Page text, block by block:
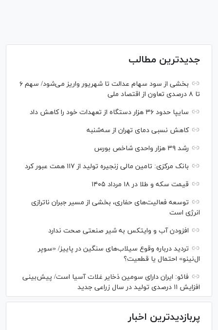
جدیدترین مطالب
بخشی از سود سهام عدالت تا شهریور واریز می‌شود/ سهم ۶
تا ۸ درصدی تعاون از اقتصاد ملی
سایپا حدود ۳۶ هزار دستگاه از تعهدات خود را کاهش داد
کاهش نسبی دمای تهران از سه‌شنبه
رشد ۳۹ هزار واحدی شاخص بورس
بانک مرکزی: تامین مالی زنجیره تولید از ۱۱۷ همت عبور کرد
قیمت سکه و طلا در ۱۸ مرداد ۱۴۰۵
توسعه فعالیت‌های حفاری، بخشی از مسیر جبران ناترازی
انرژی است
افزودن آب و وایتکس به شیر صنعتی صحت ندارد
تردید درباره وقوع سیلاب‌های سنگین در پاییز/ «سوپر
ال‌نینو» احتمال یا قطعیت؟
فائو: ایران دارای سومین ذخایر غلات آسیا است/ پیش‌بینی
افزایش ۱۱ درصدی تولید در سال زراعی جدید
پربازدیدترین اخبار